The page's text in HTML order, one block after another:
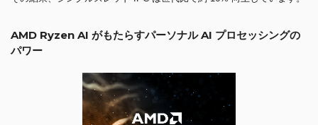
AMD Ryzen AI がもたらすパーソナル AI プロセッシングの
パワー